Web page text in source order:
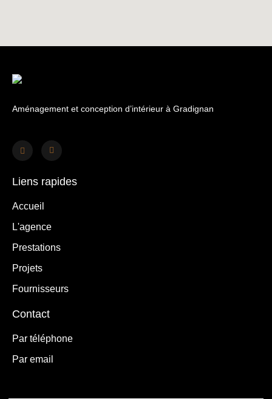
Aménagement et conception d’intérieur à Gradignan
Liens rapides
Accueil
L'agence
Prestations
Projets
Fournisseurs
Contact
Par téléphone
Par email